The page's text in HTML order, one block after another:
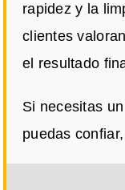
rapidez y la
clientes
el resultado
Si necesitas
puedas